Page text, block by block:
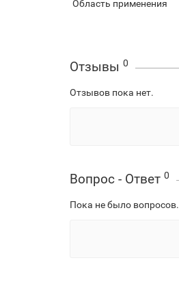
Область применения
Отзывы 0
Отзывов пока нет.
Вопрос - Ответ 0
Пока не было вопросов.